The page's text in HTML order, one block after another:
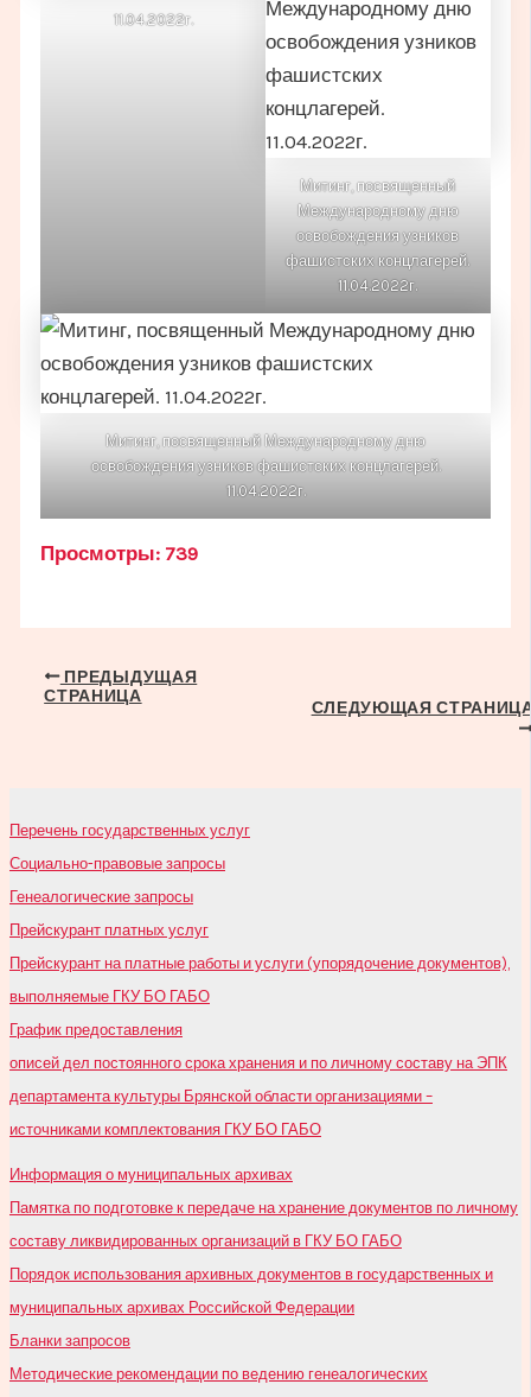
11.04.2022г.
Митинг, посвященный
Международному дню
освобождения узников
фашистских концлагерей.
11.04.2022г.
Митинг, посвященный Международному дню
освобождения узников фашистских концлагерей.
11.04.2022г.
Просмотры: 739
Навигация
ПРЕДЫДУЩАЯ
СТРАНИЦА
СЛЕДУЮЩАЯ
Перечень государственных услуг
Социально-правовые запросы
Генеалогические запросы
Прейскурант платных услуг
Прейскурант на платные работы и услуги (упорядочение документов),
выполняемые ГКУ БО ГАБО
График предоставления
описей дел постоянного срока хранения и по личному составу на ЭПК
департамента культуры Брянской области организациями –
источниками комплектования ГКУ БО ГАБО
Информация о муниципальных архивах
Памятка по подготовке к передаче на хранение документов по личному
составу ликвидированных организаций в ГКУ БО ГАБО
Порядок использования архивных документов в государственных и
муниципальных архивах Российской Федерации
Бланки запросов
Методические рекомендации по ведению генеалогических